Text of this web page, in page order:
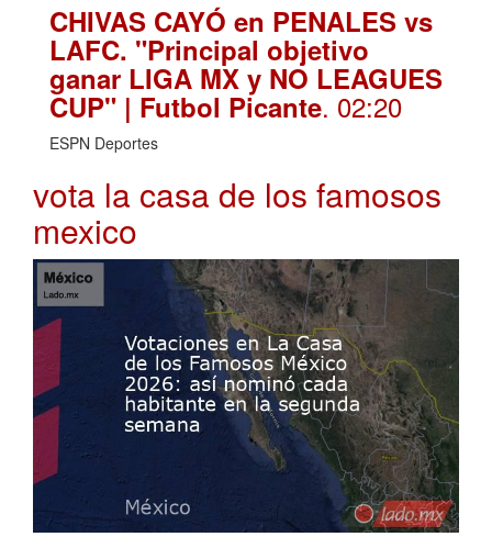
CHIVAS CAYÓ en PENALES vs
LAFC. "Principal objetivo
ganar LIGA MX y NO LEAGUES
CUP" | Futbol Picante. 02:20
ESPN Deportes
vota la casa de los famosos
mexico